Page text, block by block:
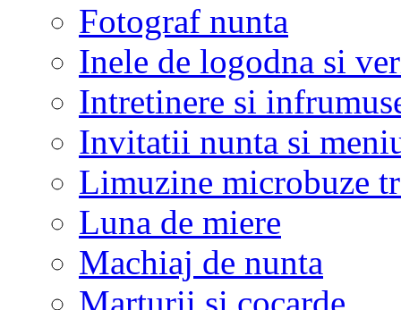
Fotograf nunta
Inele de logodna si
Intretinere si
Invitatii nunta si
Limuzine microbuze
Luna de miere
Machiaj de nunta
Marturii si cocarde